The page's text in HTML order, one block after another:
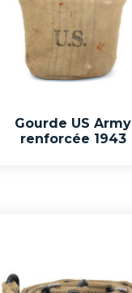
Gourde US Army
renforcée 1943